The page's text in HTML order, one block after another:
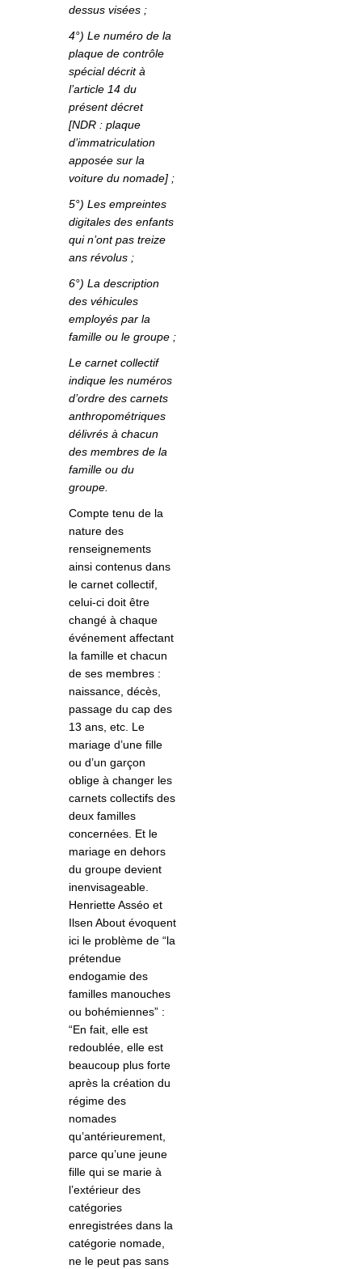
dessus visées ;
4°) Le numéro de la
plaque de contrôle
spécial décrit à
l’article 14 du
présent décret
[NDR : plaque
d’immatriculation
apposée sur la
voiture du nomade] ;
5°) Les empreintes
digitales des enfants
qui n’ont pas treize
ans révolus ;
6°) La description
des véhicules
employés par la
famille ou le groupe ;
Le carnet collectif
indique les numéros
d’ordre des carnets
anthropométriques
délivrés à chacun
des membres de la
famille ou du
groupe.
Compte tenu de la
nature des
renseignements
ainsi contenus dans
le carnet collectif,
celui-ci doit être
changé à chaque
événement affectant
la famille et chacun
de ses membres :
naissance, décès,
passage du cap des
13 ans, etc. Le
mariage d’une fille
ou d’un garçon
oblige à changer les
carnets collectifs des
deux familles
concernées. Et le
mariage en dehors
du groupe devient
inenvisageable.
Henriette Asséo et
Ilsen About évoquent
ici le problème de “la
prétendue
endogamie des
familles manouches
ou bohémiennes” :
“En fait, elle est
redoublée, elle est
beaucoup plus forte
après la création du
régime des
nomades
qu’antérieurement,
parce qu’une jeune
fille qui se marie à
l’extérieur des
catégories
enregistrées dans la
catégorie nomade,
ne le peut pas sans